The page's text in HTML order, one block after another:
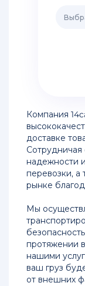
Владивосток
Доставка
сборных
грузов
из
Китая
перевозки
из
Китая
в
Компания
доставке
надежности
перевозки, а
рынке
Мы
протяжении
нашими
ваш груз
от внешних